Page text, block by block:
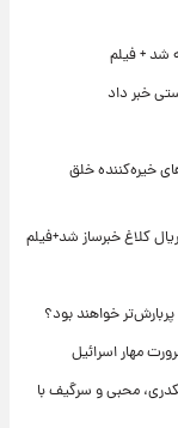
شد + فیلم
خبر داد
خیره‌کننده خلق
کلاغ خبرساز شد+فیلم
خواهند بود؟
مهار اسرائیل
محبی و سرگیف با